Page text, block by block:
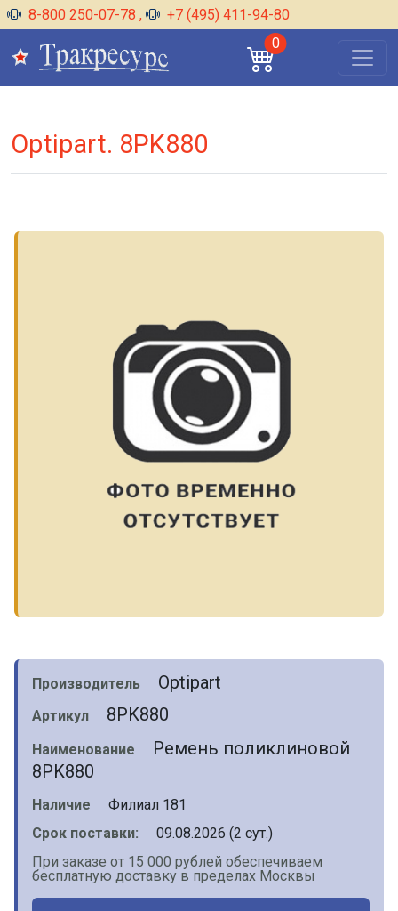
8-800 250-07-78 ,
+7 (495) 411-94-80
0
Optipart. 8PK880
Производитель Optipart
Артикул 8PK880
Наименование
Ремень поликлиновой
8PK880
Наличие
Филиал 181
Срок поставки:
09.08.2026 (2 сут.)
При заказе от 15 000 рублей обеспечиваем
бесплатную доставку в пределах Москвы